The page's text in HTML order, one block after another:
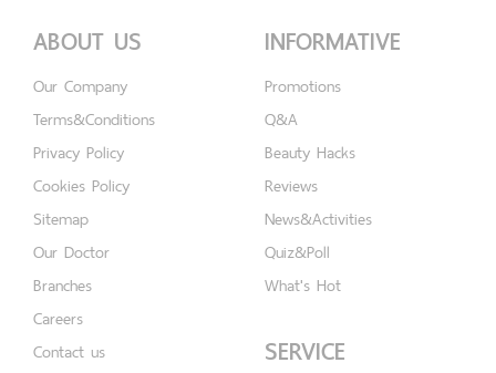
ABOUT US
Our Company
Terms&Conditions
Privacy Policy
Cookies Policy
Sitemap
Our Doctor
Branches
Careers
Contact us
INFORMATIVE
Promotions
Q&A
Beauty Hacks
Reviews
News&Activities
Quiz&Poll
What's Hot
SERVICE